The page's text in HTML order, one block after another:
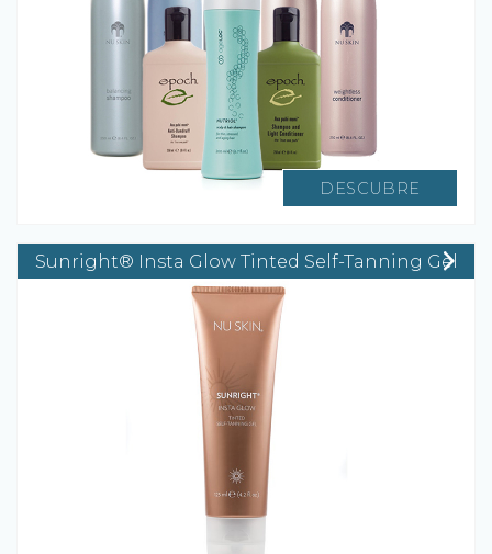
DESCUBRE
Sunright® Insta Glow Tinted Self-Tanning Gel